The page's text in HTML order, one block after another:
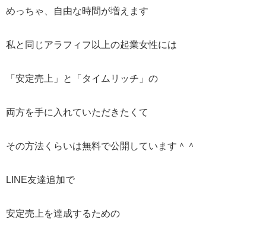
めっちゃ、自由な時間が増えます
私と同じアラフィフ以上の起業女性には
「安定売上」と「タイムリッチ」の
両方を手に入れていただきたくて
その方法くらいは無料で公開しています＾＾
LINE友達追加で
安定売上を達成するための